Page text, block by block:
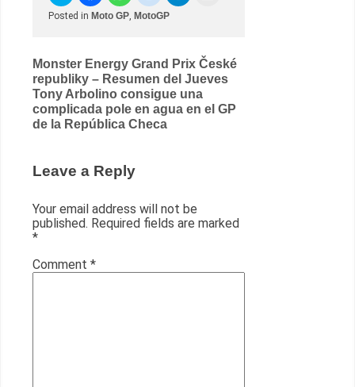
Posted in Moto GP, MotoGP
Post
navigation
Monster Energy Grand Prix České
republiky – Resumen del Jueves
Tony Arbolino consigue una
complicada pole en agua en el GP
de la República Checa
Leave a Reply
Your email address will not be
published. Required fields are marked
*
Comment *